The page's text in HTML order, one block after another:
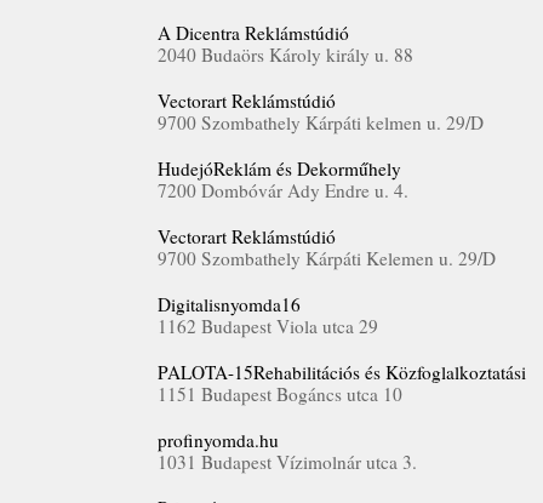
A Dicentra Reklámstúdió
2040 Budaörs Károly király u. 88
Vectorart Reklámstúdió
9700 Szombathely Kárpáti kelmen u. 29/D
HudejóReklám és Dekorműhely
7200 Dombóvár Ady Endre u. 4.
Vectorart Reklámstúdió
9700 Szombathely Kárpáti Kelemen u. 29/D
Digitalisnyomda16
1162 Budapest Viola utca 29
PALOTA-15Rehabilitációs és Közfoglalkoztatási
1151 Budapest Bogáncs utca 10
profinyomda.hu
1031 Budapest Vízimolnár utca 3.